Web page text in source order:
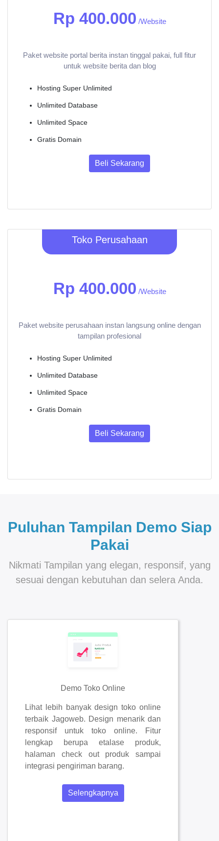
Rp 400.000 /Website
Paket website portal berita instan tinggal pakai, full fitur
untuk website berita dan blog
Hosting Super Unlimited
Unlimited Database
Unlimited Space
Gratis Domain
Beli Sekarang
Toko Perusahaan
Rp 400.000 /Website
Paket website perusahaan instan langsung online dengan
tampilan profesional
Hosting Super Unlimited
Unlimited Database
Unlimited Space
Gratis Domain
Beli Sekarang
Puluhan Tampilan Demo Siap
Pakai
Nikmati Tampilan yang elegan, responsif, yang
sesuai dengan kebutuhan dan selera Anda.
Demo Toko Online
Lihat lebih banyak design toko online
terbaik Jagoweb. Design menarik dan
responsif untuk toko online. Fitur
lengkap berupa etalase produk,
halaman check out produk sampai
integrasi pengiriman barang.
Selengkapnya